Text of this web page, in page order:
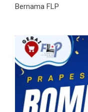
Bernama FLP